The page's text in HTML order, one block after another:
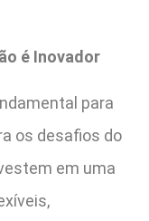
é Inovador
para
os desafios do
em uma